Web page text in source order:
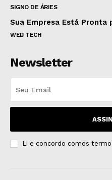
SIGNO DE ÁRIES
Sua Empresa Está Pronta
WEB TECH
Newsletter
Li e concordo comos